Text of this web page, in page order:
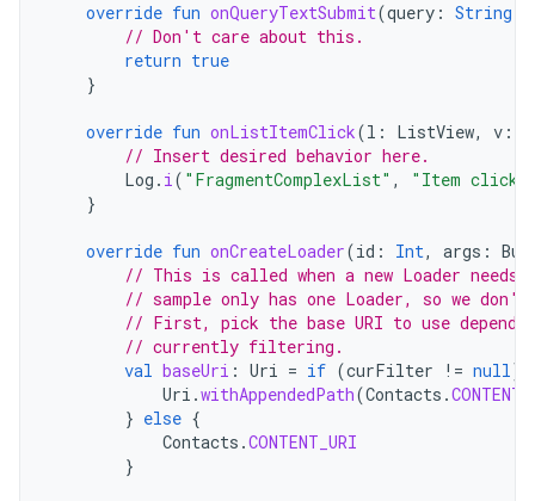
override fun onQueryTextSubmit(query : String
// Don't care about this.
return true
}
override fun onListItemClick(l : ListView, v :
// Insert desired behavior here.
Log . i( "FragmentComplexList" ,
"Item
}
override fun onCreateLoader(id : Int, args :
// This is called when a new Loader
// sample only has one Loader, so we
// First, pick the base URI to use
// currently filtering.
val baseUri : Uri = if (curFilter != null)
Uri .withAppendedPath(Contacts .
} else {
Contacts .CONTENT_URI
}